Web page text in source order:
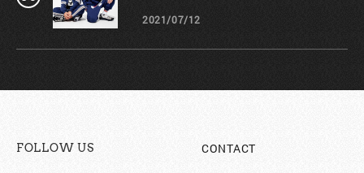
2021/07/12
FOLLOW US CONTACT